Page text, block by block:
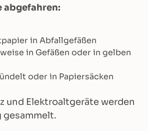
abgefahren:
in Abfallgefäßen
in Gefäßen oder in gelben
oder in Papiersäcken
und Elektroaltgeräte werden
gesammelt.